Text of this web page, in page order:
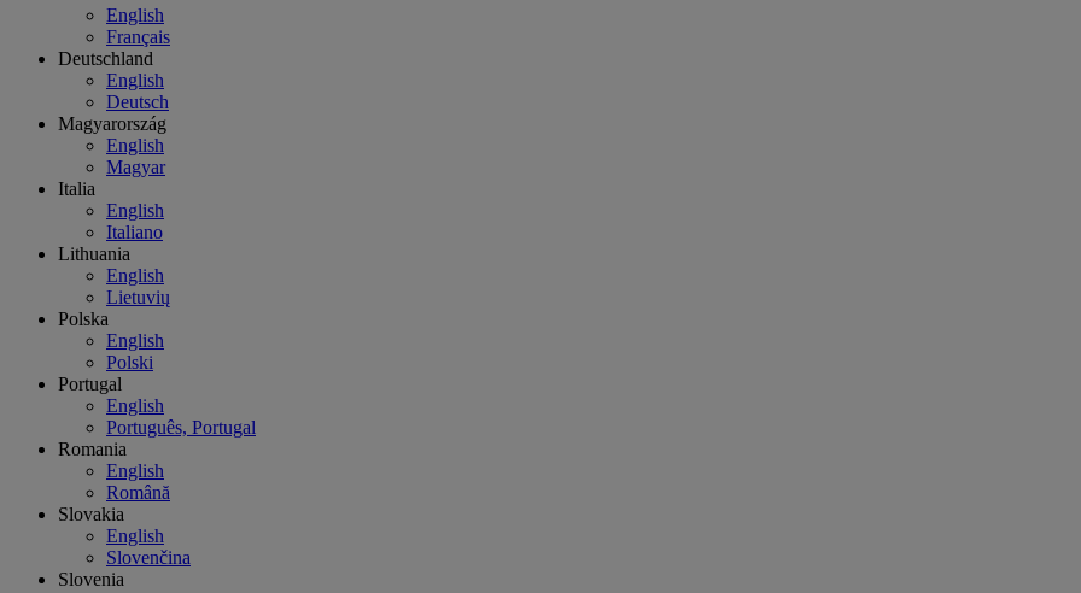
English
Français
Deutschland
English
Deutsch
Magyarország
English
Magyar
Italia
English
Italiano
Lithuania
English
Lietuvių
Polska
English
Polski
Portugal
English
Português, Portugal
Romania
English
Română
Slovakia
English
Slovenčina
Slovenia